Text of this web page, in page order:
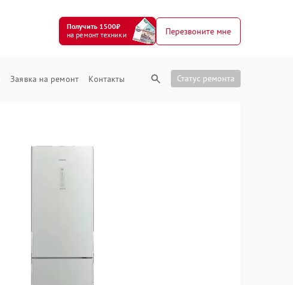
Получить 1500₽
на ремонт техники
Перезвоните мне
Заявка на ремонт Контакты Статус ремонта